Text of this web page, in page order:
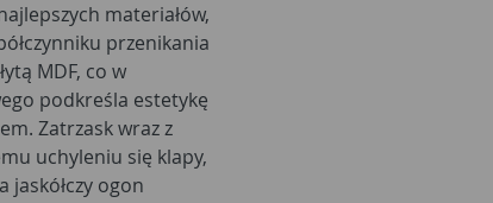
materiałów,
przenikania
MDF, co w
podkreśla estetykę
Zatrzask wraz z
uchyleniu się klapy,
jaskółczy ogon